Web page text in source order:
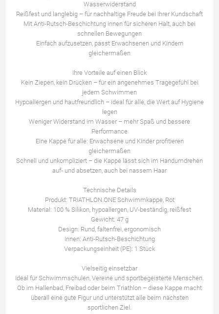
Wasserwiderstand
Reißfest und langlebig – für nachhaltige Freude bei Ihrer Kundschaft
Mit Anti-Rutsch-Beschichtung innen für sicheren Halt, auch bei
schnellen Bewegungen
Einfach aufzusetzen, passt Erwachsenen und Kindern
gleichermaßen
Ihre Vorteile auf einen Blick
Kein Ziepen, kein Drücken – für ein angenehmes Tragegefühl bei
jedem Schwimmen
Hypoallergen und hautfreundlich – ideal für alle, die Wert auf Hygiene
legen
Weniger Widerstand im Wasser – mehr Spaß und bessere
Performance
Eine Kappe für alle: Erwachsene und Kinder profitieren
gleichermaßen
Schnell und unkompliziert – die Kappe lässt sich im Handumdrehen
auf- und absetzen, auch bei nassem Haar
Technische Details
Produkt: TRIATHLON.ONE Schwimmkappe, Rot
Material: 100 % Silikon, hypoallergen, UV-beständig, reißfest
Gewicht: 47 g
Design: Rund, faltenfrei, ergonomisch
Innen: Anti-Rutsch-Beschichtung
Verpackungseinheit (PE): 1 Stück
Vielseitig einsetzbar
Ideal für Schwimmschulen, Vereine und sportbegeisterte Menschen.
Ob im Hallenbad, Freibad oder beim Triathlon – diese Kappe macht
überall eine gute Figur und unterstützt alle beim nächsten
sportlichen Ziel.